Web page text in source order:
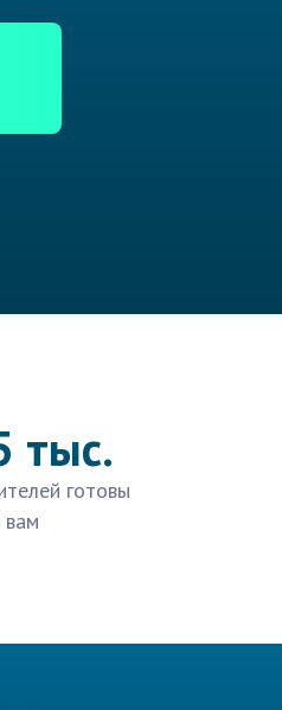
тыс.
готовы